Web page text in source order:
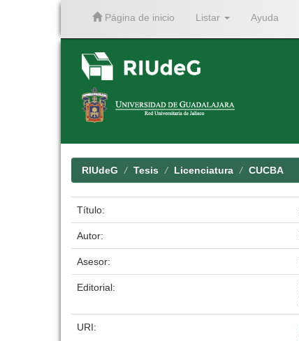
Página de inicio Listar Ayuda
RIUdeG Tesis Licenciatura CUCBA
Título:
Autor:
Asesor:
Editorial:
URI: